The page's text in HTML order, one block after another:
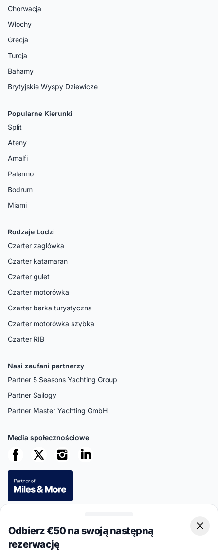
Chorwacja
Wlochy
Grecja
Turcja
Bahamy
Brytyjskie Wyspy Dziewicze
Popularne Kierunki
Split
Ateny
Amalfi
Palermo
Bodrum
Miami
Rodzaje Lodzi
Czarter zaglówka
Czarter katamaran
Czarter gulet
Czarter motorówka
Czarter barka turystyczna
Czarter motorówka szybka
Czarter RIB
Nasi zaufani partnerzy
Partner 5 Seasons Yachting Group
Partner Sailogy
Partner Master Yachting GmbH
Media społecznościowe
Odbierz €50 na swoją następną
rezerwację